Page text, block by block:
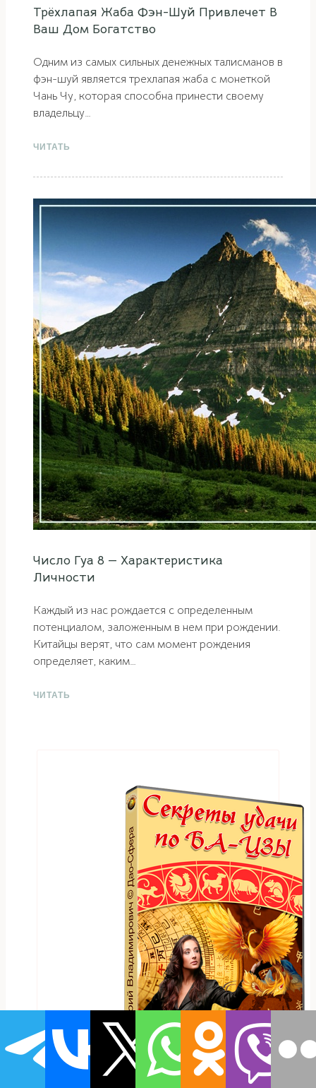
Трёхлапая Жаба Фэн-Шуй Привлечет В
Ваш Дом Богатство
Одним из самых сильных денежных талисманов в
фэн-шуй является трехлапая жаба с монеткой
Чань Чу, которая способна принести своему
владельцу…
ЧИТАТЬ
Число Гуа 8 — Характеристика
Личности
Каждый из нас рождается с определенным
потенциалом, заложенным в нем при рождении.
Китайцы верят, что сам момент рождения
определяет, каким…
ЧИТАТЬ